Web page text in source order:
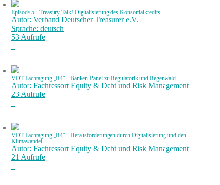
Episode 5 - Treasury Talk! Digitalisierung des Konsortialkredits
Autor: Verband Deutscher Treasurer e.V.
Sprache: deutsch
53 Aufrufe
VDT-Fachtagung „R4“ - Banken-Panel zu Regulatorik und Regenwald
Autor: Fachressort Equity & Debt und Risk Management
23 Aufrufe
VDT-Fachtagung „R4“ - Herausforderungen durch Digitalisierung und den
Klimawandel
Autor: Fachressort Equity & Debt und Risk Management
21 Aufrufe